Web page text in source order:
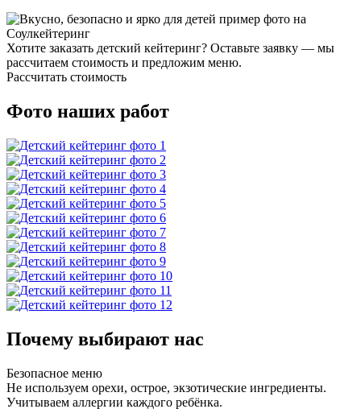
Хотите заказать детский кейтеринг? Оставьте заявку — мы
рассчитаем стоимость и предложим меню.
Рассчитать стоимость
Фото наших работ
Почему выбирают нас
Безопасное меню
Не используем орехи, острое, экзотические ингредиенты.
Учитываем аллергии каждого ребёнка.